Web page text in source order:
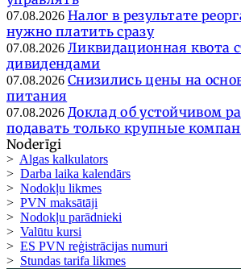
07.08.2026 Налог в результате
нужно платить сразу
07.08.2026 Ликвидационная квота
дивидендами
07.08.2026 Снизились цены на
питания
07.08.2026 Доклад об устойчивом
подавать только крупные
Noderīgi
> Algas kalkulators
> Darba laika kalendārs
> Nodokļu likmes
> PVN maksātāji
> Nodokļu parādnieki
> Valūtu kursi
> ES PVN reģistrācijas numuri
> Stundas tarifa likmes